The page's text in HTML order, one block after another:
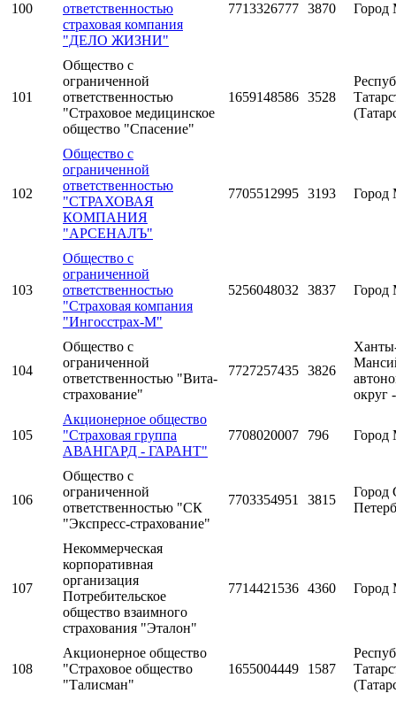
100
ответственностью
страховая компания
"ДЕЛО ЖИЗНИ"
7713326777 3870 Город
101
Общество с
ограниченной
ответственностью
"Страховое медицинское
общество "Спасение"
1659148586 3528
102
Общество с
ограниченной
ответственностью
"СТРАХОВАЯ
КОМПАНИЯ
"АРСЕНАЛЪ"
7705512995 3193 Город
103
Общество с
ограниченной
ответственностью
"Страховая компания
"Ингосстрах-М"
5256048032 3837 Город
104
Общество с
ограниченной
ответственностью "Вита-
страхование"
7727257435 3826
округ
105
Акционерное общество
"Страховая группа
АВАНГАРД - ГАРАНТ"
7708020007 796 Город
106
Общество с
ограниченной
ответственностью "СК
"Экспресс-страхование"
7703354951 3815
Город
107
Некоммерческая
корпоративная
организация
Потребительское
общество взаимного
страхования "Эталон"
7714421536 4360 Город
108
Акционерное общество
"Страховое общество
"Талисман"
1655004449 1587